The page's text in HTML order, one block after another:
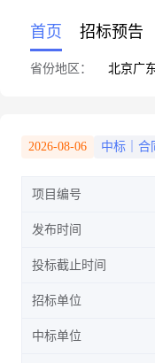
首页 招标预告
省份地区： 北京广
2026-08-06 中标｜合
项目编号
发布时间
投标截止时间
招标单位
中标单位